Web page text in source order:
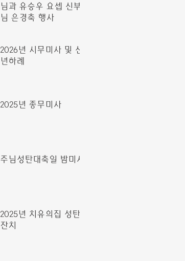
님과 유승우 요셉 신부
님 은경축 행사
2026년 시무미사 및 신
년하례
2025년 종무미사
주님성탄대축일 밤미사
2025년 치유의집 성탄
잔치